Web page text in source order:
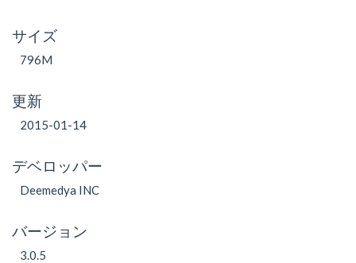
サイズ
796M
更新
2015-01-14
デベロッパー
Deemedya INC
バージョン
3.0.5